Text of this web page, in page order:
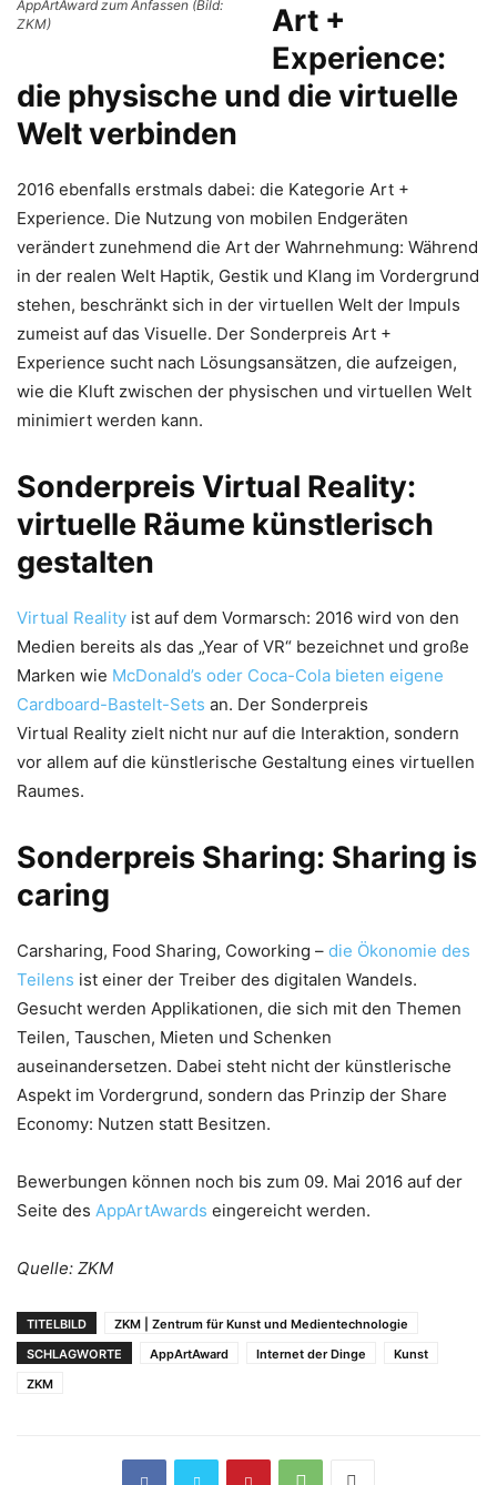
AppArtAward zum Anfassen (Bild:
ZKM)
Art +
Experience:
die physische und die virtuelle
Welt verbinden
2016 ebenfalls erstmals dabei: die Kategorie Art +
Experience. Die Nutzung von mobilen Endgeräten
verändert zunehmend die Art der Wahrnehmung: Während
in der realen Welt Haptik, Gestik und Klang im Vordergrund
stehen, beschränkt sich in der virtuellen Welt der Impuls
zumeist auf das Visuelle. Der Sonderpreis Art +
Experience sucht nach Lösungsansätzen, die aufzeigen,
wie die Kluft zwischen der physischen und virtuellen Welt
minimiert werden kann.
Sonderpreis Virtual Reality:
virtuelle Räume künstlerisch
gestalten
Virtual Reality ist auf dem Vormarsch: 2016 wird von den
Medien bereits als das „Year of VR“ bezeichnet und große
Marken wie McDonald’s oder Coca-Cola bieten eigene
Cardboard-Bastelt-Sets an. Der Sonderpreis
Virtual Reality zielt nicht nur auf die Interaktion, sondern
vor allem auf die künstlerische Gestaltung eines virtuellen
Raumes.
Sonderpreis Sharing: Sharing is
caring
Carsharing, Food Sharing, Coworking – die Ökonomie des
Teilens ist einer der Treiber des digitalen Wandels.
Gesucht werden Applikationen, die sich mit den Themen
Teilen, Tauschen, Mieten und Schenken
auseinandersetzen. Dabei steht nicht der künstlerische
Aspekt im Vordergrund, sondern das Prinzip der Share
Economy: Nutzen statt Besitzen.
Bewerbungen können noch bis zum 09. Mai 2016 auf der
Seite des AppArtAwards eingereicht werden.
Quelle: ZKM
TITELBILD
ZKM | Zentrum für Kunst und Medientechnologie
SCHLAGWORTE
AppArtAward Internet der Dinge
Kunst
ZKM